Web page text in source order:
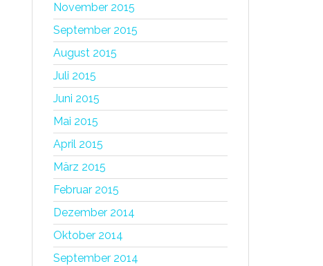
November 2015
September 2015
August 2015
Juli 2015
Juni 2015
Mai 2015
April 2015
März 2015
Februar 2015
Dezember 2014
Oktober 2014
September 2014